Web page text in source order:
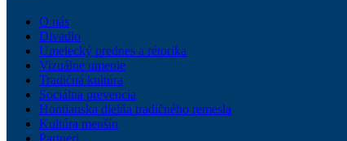
O nás
Divadlo
Umelecký prednes a rétorika
Vizuálne umenie
Tradičná kultúra
Sociálna prevencia
Hontianska dielňa tradičného remesla
Kultúra menšín